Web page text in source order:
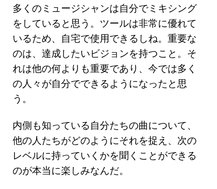
多くのミュージシャンは自分でミキシング
をしていると思う。ツールは非常に優れて
いるため、自宅で使用できるしね。重要な
のは、達成したいビジョンを持つこと。そ
れは他の何よりも重要であり、今では多く
の人々が自分でできるようになったと思
う。
内側も知っている自分たちの曲について、
他の人たちがどのようにそれを捉え、次の
レベルに持っていくかを聞くことができる
のが本当に楽しみなんだ。